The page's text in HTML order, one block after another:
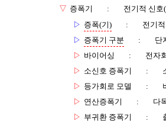
▽ 증폭기 :
전기적 신호
▷ 증폭(기) :
전기
▷ 증폭기 구분 :
단
▷ 바이어싱 :
전자
▷ 소신호 증폭기 :
▷ 등가회로 모델 :
▷ 연산증폭기 :
다
▷ 부귀환 증폭기 :